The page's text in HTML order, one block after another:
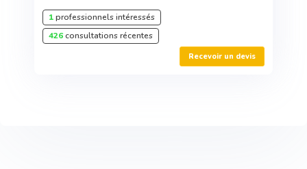
1professionnels intéressés
426consultations récentes
Recevoir un devis